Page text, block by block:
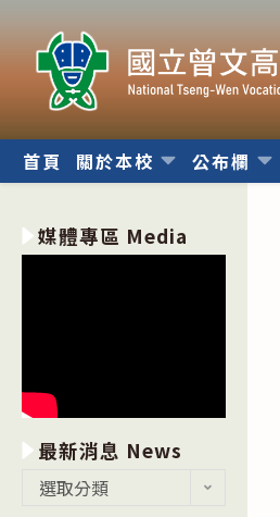
內
首頁 關於本校 公布欄
媒體專區 Media
最新消息 News
選取分類